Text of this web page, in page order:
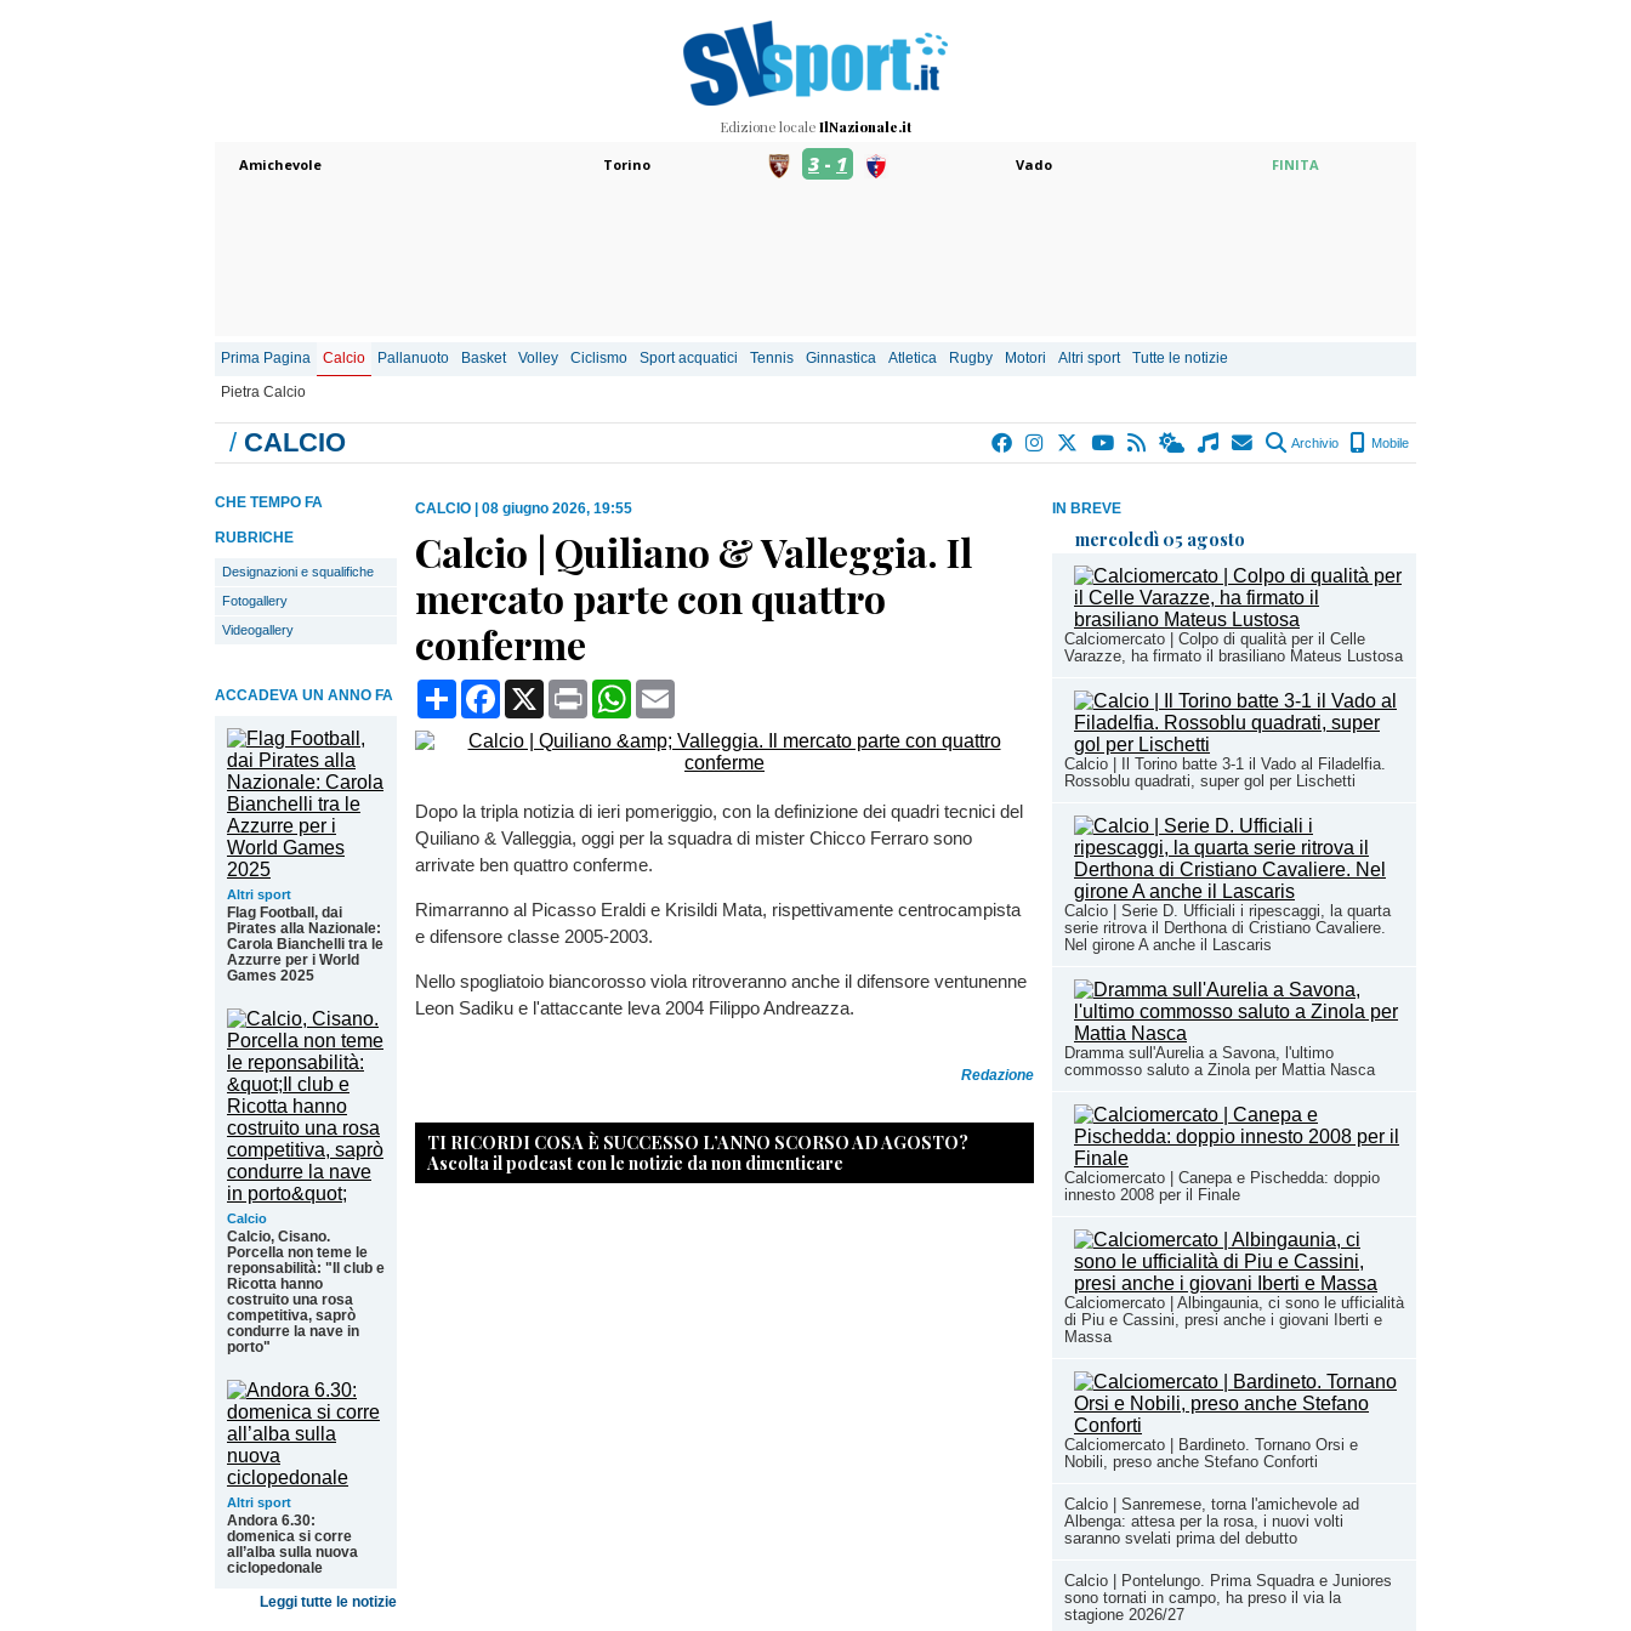
Edizione locale IlNazionale.it
Amichevole Torino 3 - 1 Vado FINITA
Prima Pagina Calcio Pallanuoto Basket Volley Ciclismo Sport acquatici Tennis Ginnastica Atletica Rugby Motori Altri sport
Tutte le notizie
Pietra Calcio
/ CALCIO Archivio Mobile
IN BREVE
mercoledì 05 agosto
Calciomercato | Colpo di qualità per il Celle
Varazze, ha firmato il brasiliano Mateus Lustosa
Calcio | Il Torino batte 3-1 il Vado al Filadelfia.
Rossoblu quadrati, super gol per Lischetti
Calcio | Serie D. Ufficiali i ripescaggi, la quarta
serie ritrova il Derthona di Cristiano Cavaliere.
Nel girone A anche il Lascaris
Dramma sull'Aurelia a Savona, l'ultimo
commosso saluto a Zinola per Mattia Nasca
Calciomercato | Canepa e Pischedda: doppio
innesto 2008 per il Finale
Calciomercato | Albingaunia, ci sono le ufficialità
di Piu e Cassini, presi anche i giovani Iberti e
Massa
Calciomercato | Bardineto. Tornano Orsi e
Nobili, preso anche Stefano Conforti
Calcio | Sanremese, torna l'amichevole ad
Albenga: attesa per la rosa, i nuovi volti
saranno svelati prima del debutto
Calcio | Pontelungo. Prima Squadra e Juniores
sono tornati in campo, ha preso il via la
stagione 2026/27
CHE TEMPO FA
RUBRICHE
Designazioni e squalifiche
Fotogallery
Videogallery
ACCADEVA UN ANNO FA
Altri sport
Flag Football, dai
Pirates alla Nazionale:
Carola Bianchelli tra le
Azzurre per i World
Games 2025
Calcio
Calcio, Cisano.
Porcella non teme le
reponsabilità: "Il club e
Ricotta hanno
costruito una rosa
competitiva, saprò
condurre la nave in
porto"
Altri sport
Andora 6.30:
domenica si corre
all’alba sulla nuova
ciclopedonale
Leggi tutte le notizie
CALCIO 08 giugno 2026, 19:55
Calcio | Quiliano & Valleggia. Il
mercato parte con quattro
conferme
CondividiFacebook
X Print WhatsApp
Dopo la tripla notizia di ieri pomeriggio, con la definizione dei quadri tecnici del
Quiliano & Valleggia, oggi per la squadra di mister Chicco Ferraro sono
arrivate ben quattro conferme.
Rimarranno al Picasso Eraldi e Krisildi Mata, rispettivamente centrocampista
e difensore classe 2005-2003.
Nello spogliatoio biancorosso viola ritroveranno anche il difensore ventunenne
Leon Sadiku e l'attaccante leva 2004 Filippo Andreazza.
Redazione
TI RICORDI COSA È SUCCESSO L’ANNO SCORSO AD AGOSTO?
Ascolta il podcast con le notizie da non dimenticare